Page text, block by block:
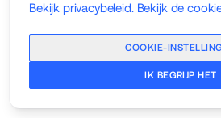
Bekijk privacybeleid. Bekijk de
COOKIE-
IK BEGRIJP HET